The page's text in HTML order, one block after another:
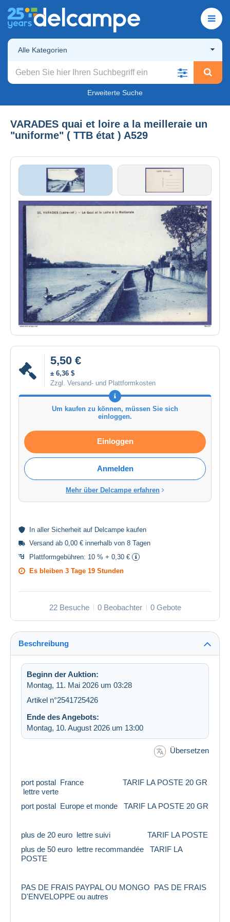
Alle Kategorien
Erweiterte Suche
VARADES quai et loire a la meilleraie un
"uniforme" ( TTB état ) A529
5,50 €
± 6,36 $
Zzgl. Versand- und Plattformkosten
Um kaufen zu können, müssen Sie sich
einloggen.
Einloggen
Anmelden
Mehr über Delcampe erfahren
In aller Sicherheit auf Delcampe kaufen
Versand ab 0,00 € innerhalb von 8 Tagen
Plattformgebühren: 10 % + 0,30 €
Es bleiben 3 Tage 19 Stunden
22 Besuche 0 Beobachter 0 Gebote
Beschreibung
Beginn der Auktion:
Montag, 11. Mai 2026 um 03:28
Artikel n°2541725426
Ende des Angebots:
Montag, 10. August 2026 um 13:00
Übersetzen
port postal France TARIF LA POSTE 20 GR
lettre verte
port postal Europe et monde TARIF LA POSTE 20 GR
plus de 20 euro lettre suivi TARIF LA POSTE
plus de 50 euro lettre recommandée TARIF LA
POSTE
PAS DE FRAIS PAYPAL OU MONGO PAS DE FRAIS
D'ENVELOPPE ou autres